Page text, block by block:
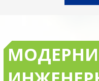
сетей
Повышение эффективности,
снижение энергопотребления
и обеспечение долгосрочной